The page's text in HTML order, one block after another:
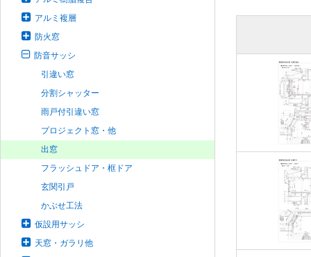
アルミ複層
防火窓
防音サッシ
引違い窓
分割シャッター
雨戸付引違い窓
プロジェクト窓・他
出窓
フラッシュドア・框ドア
玄関引戸
かぶせ工法
仮設用サッシ
天窓・ガラリ他